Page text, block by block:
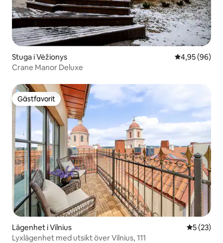
Stuga i Vėžionys 4,95 av 5 i
4,95 (96)
Crane Manor Deluxe
Gästfavorit
Gästfavorit
Lägenhet i Vilnius 5 av 5 i
5 (23)
Lyxlägenhet med utsikt över Vilnius, 111